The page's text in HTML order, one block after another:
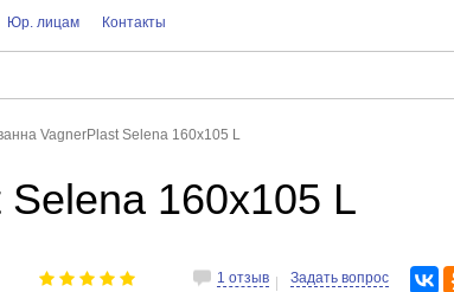
Юр. лицам Контакты
VagnerPlast Selena 160x105 L
160x105 L
1 отзыв Задать вопрос